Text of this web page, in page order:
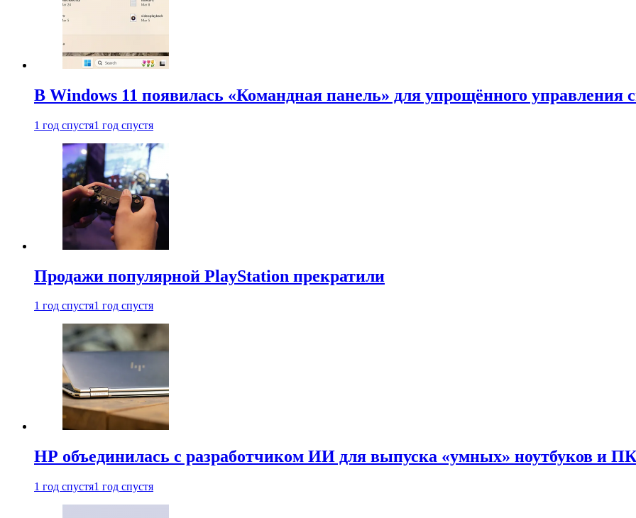
В Windows 11 появилась «Командная панель» для упрощённого управления
1 год спустя1 год спустя
Продажи популярной PlayStation прекратили
1 год спустя1 год спустя
HP объединилась с разработчиком ИИ для выпуска «умных» ноутбуков и ПК
1 год спустя1 год спустя